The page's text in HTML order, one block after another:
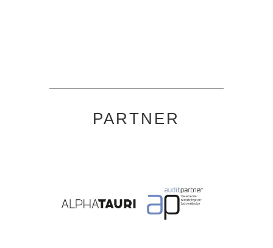
PARTNER